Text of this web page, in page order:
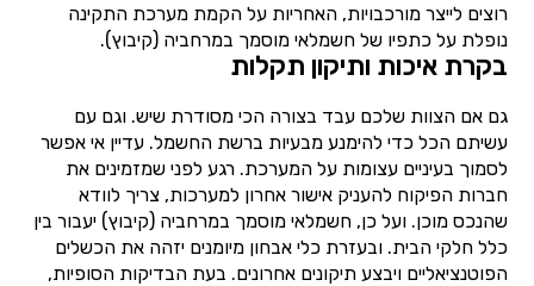
רוצים לייצר מורכבויות, האחריות על הקמת מערכת התקינה
נופלת על כתפיו של חשמלאי מוסמך במרחביה (קיבוץ).
בקרת איכות ותיקון תקלות
גם אם הצוות שלכם עבד בצורה הכי מסודרת שיש. וגם עם
עשיתם הכל כדי להימנע מבעיות ברשת החשמל. עדיין אי אפשר
לסמוך בעיניים עצומות על המערכת. רגע לפני שמזמינים את
חברות הפיקוח להעניק אישור אחרון למערכות, צריך לוודא
שהנכס מוכן. ועל כן, חשמלאי מוסמך במרחביה (קיבוץ) יעבור בין
כלל חלקי הבית. ובעזרת כלי אבחון מיומנים יזהה את הכשלים
הפוטנציאליים ויבצע תיקונים אחרונים. בעת הבדיקות הסופיות,